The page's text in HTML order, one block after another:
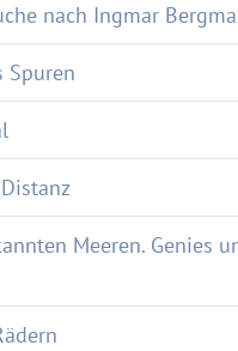
nach Ingmar
Spuren
Meeren. Genies